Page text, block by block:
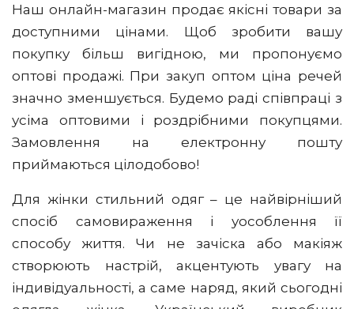
Наш онлайн-магазин продає якісні товари за
доступними цінами. Щоб зробити вашу
покупку більш вигідною, ми пропонуємо
оптові продажі. При закуп оптом ціна речей
значно зменшується. Будемо раді співпраці з
усіма оптовими і роздрібними покупцями.
Замовлення на електронну пошту
приймаються цілодобово!
Для жінки стильний одяг – це найвірніший
спосіб самовираження і уособлення її
способу життя. Чи не зачіска або макіяж
створюють настрій, акцентують увагу на
індивідуальності, а саме наряд, який сьогодні